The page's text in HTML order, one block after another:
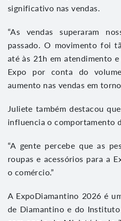
significativo nas vendas.
“As vendas superaram
passado. O movimento foi
até às 21h em atendimento
Expo por conta do
aumento nas vendas em torno
Juliete também destacou
influencia o comportamento
“A gente percebe que as
roupas e acessórios para a
o comércio.”
A ExpoDiamantino 2026 é
de Diamantino e do